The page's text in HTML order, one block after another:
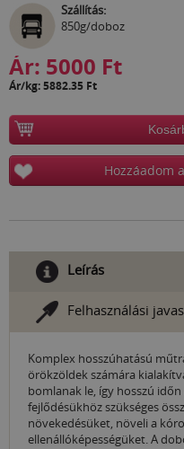
Szállítás:
850g/doboz
Ár: 5000 Ft
Ár/kg: 5882.35 Ft
Hozzáadom
Leírás
Felhasználási
Komplex hosszúhatású
örökzöldek számára
bomlanak le, így hosszú
fejlődésükhöz szükséges
növekedésüket, növeli a
ellenállóképességüket. A